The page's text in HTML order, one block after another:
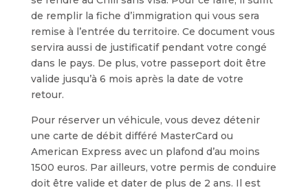
de remplir la fiche d’immigration qui vous sera
remise à l’entrée du territoire. Ce document vous
servira aussi de justificatif pendant votre congé
dans le pays. De plus, votre passeport doit être
valide jusqu’à 6 mois après la date de votre
retour.
Pour réserver un véhicule, vous devez détenir
une carte de débit différé MasterCard ou
American Express avec un plafond d’au moins
1500 euros. Par ailleurs, votre permis de conduire
doit être valide et dater de plus de 2 ans. Il est